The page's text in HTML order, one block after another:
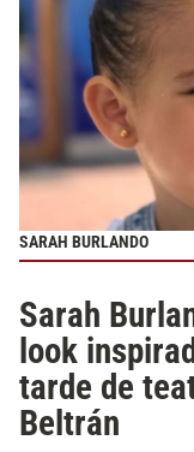
SARAH BURLANDO
Sarah
look
tarde de
Beltrán